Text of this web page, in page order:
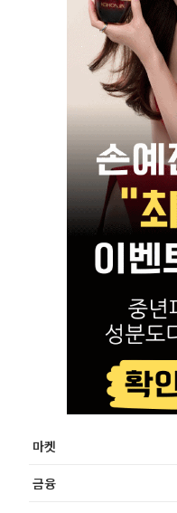
마켓
금융